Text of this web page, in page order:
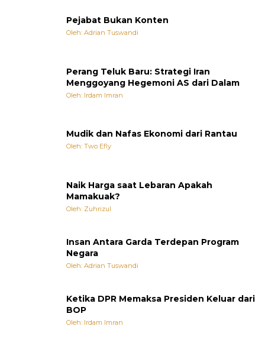
Pejabat Bukan Konten
Oleh: Adrian Tuswandi
Perang Teluk Baru: Strategi Iran
Menggoyang Hegemoni AS dari Dalam
Oleh: Irdam Imran
Mudik dan Nafas Ekonomi dari Rantau
Oleh: Two Efly
Naik Harga saat Lebaran Apakah
Mamakuak?
Oleh: Zuhrizul
Insan Antara Garda Terdepan Program
Negara
Oleh: Adrian Tuswandi
Ketika DPR Memaksa Presiden Keluar dari
BOP
Oleh: Irdam Imran